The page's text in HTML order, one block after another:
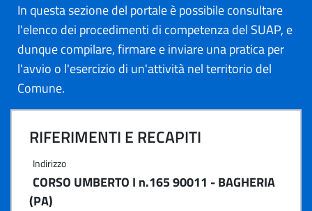
In questa sezione del portale è possibile consultare
l'elenco dei procedimenti di competenza del SUAP, e
dunque compilare, firmare e inviare una pratica per
l'avvio o l'esercizio di un'attività nel territorio del
Comune.
RIFERIMENTI E RECAPITI
Indirizzo
CORSO UMBERTO I n.165 90011 - BAGHERIA
(PA)